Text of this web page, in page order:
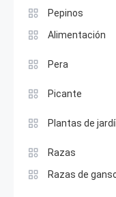
Pepinos
Alimentación
Pera
Picante
Plantas de
Razas
Razas de